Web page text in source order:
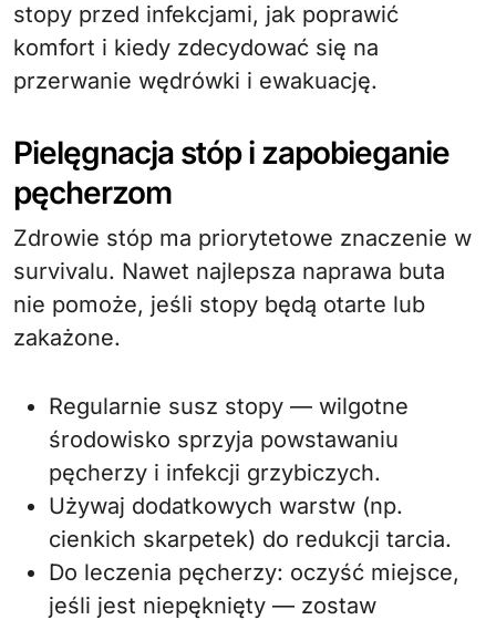
stopy przed infekcjami, jak poprawić
komfort i kiedy zdecydować się na
przerwanie wędrówki i ewakuację.
Pielęgnacja stóp i zapobieganie
pęcherzom
Zdrowie stóp ma priorytetowe znaczenie w
survivalu. Nawet najlepsza naprawa buta
nie pomoże, jeśli stopy będą otarte lub
zakażone.
Regularnie susz stopy — wilgotne
środowisko sprzyja powstawaniu
pęcherzy i infekcji grzybiczych.
Używaj dodatkowych warstw (np.
cienkich skarpetek) do redukcji tarcia.
Do leczenia pęcherzy: oczyść miejsce,
jeśli jest niepęknięty — zostaw